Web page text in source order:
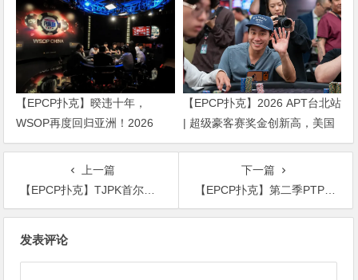
赛
【EPCP扑克】暌违十年，
WSOP再度回归亚洲！2026
APL济州站6月19-28日盛大登
【EPCP扑克】2026 APT台北站
| 超级豪客赛奖金创新高，美国
选手Ethan “Rampage” Yau领跑
上一篇
【EPCP扑克】TJPK首尔站第一天，中韩打响遭遇战
下一篇
【EPCP扑克】第二季PTPC普天杯 | 主赛事圆满落幕，杨子浩一人以无敌之姿成功登顶！
发表评论